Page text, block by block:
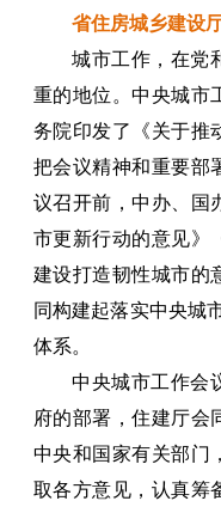
省住房城乡建设
城市工作，在党
重的地位。中央城市
务院印发了《关于推
把会议精神和重要部
议召开前，中办、国
市更新行动的意见》
建设打造韧性城市的
同构建起落实中央城
体系。
中央城市工作会
府的部署，住建厅会
中央和国家有关部门
取各方意见，认真筹